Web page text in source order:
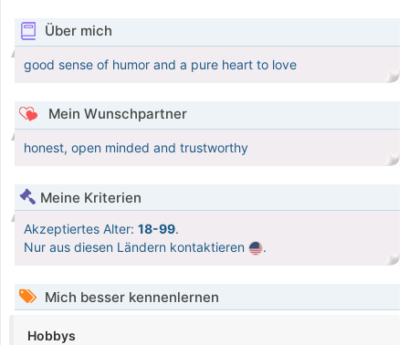
Über mich
good sense of humor and a pure heart to love
Mein Wunschpartner
honest, open minded and trustworthy
Meine Kriterien
Akzeptiertes Alter: 18-99.
Nur aus diesen Ländern kontaktieren
.
Mich besser kennenlernen
Hobbys